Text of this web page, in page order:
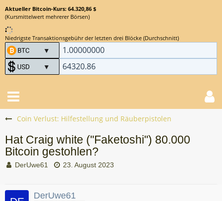
Aktueller Bitcoin-Kurs: 64.320,86 $
(Kursmittelwert mehrerer Börsen)
Niedrigste Transaktionsgebühr der letzten drei Blöcke (Durchschnitt)
Coin Verlust: Hilfestellung und Räuberpistolen
Hat Craig white ("Faketoshi") 80.000
Bitcoin gestohlen?
DerUwe61 23. August 2023
DerUwe61